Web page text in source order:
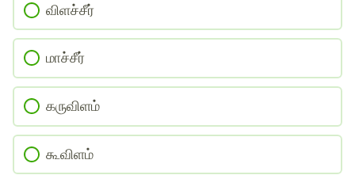
விளச்சீர்
மாச்சீர்
கருவிளம்
கூவிளம்